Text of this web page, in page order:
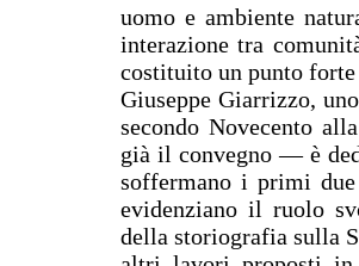
uomo e ambiente
interazione tra
costituito un punto
Giuseppe Giarrizzo,
secondo Novecento
già il convegno — è
soffermano i primi
evidenziano il ruolo
della storiografia sulla